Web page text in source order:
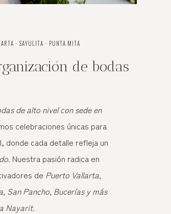
⋅ SAYULITA ⋅ PUNTA MITA
de bodas
de alto nivel con sede en
celebraciones únicas para
donde cada detalle refleja un
Nuestra pasión radica en
de Puerto Vallarta,
San Pancho, Bucerías y más
Nayarit.